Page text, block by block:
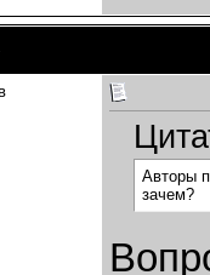
Авторы
зачем?